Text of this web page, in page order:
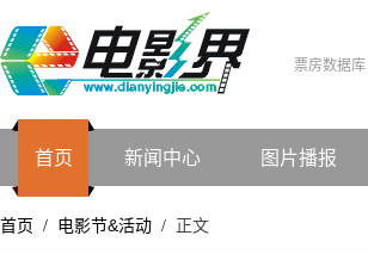
票房数据库
首页 新闻中心 图片播报
首页 / 电影节&活动 / 正文